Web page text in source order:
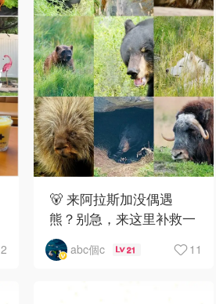
2
🐻 来阿拉斯加没偶遇
熊？别急，来这里补救一
下！
abc個c 21 11